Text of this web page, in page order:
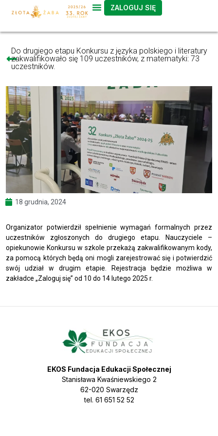
ZALOGUJ SIĘ
Do drugiego etapu Konkursu z języka polskiego i literatury
zakwalifikowało się 109 uczestników, z matematyki: 73
uczestników.
18 grudnia, 2024
Organizator potwierdził spełnienie wymagań formalnych przez
uczestników zgłoszonych do drugiego etapu. Nauczyciele –
opiekunowie Konkursu w szkole przekażą zakwalifikowanym kody,
za pomocą których będą oni mogli zarejestrować się i potwierdzić
swój udział w drugim etapie. Rejestracja będzie możliwa w
zakładce „Zaloguj się” od 10 do 14 lutego 2025 r.
EKOS Fundacja Edukacji Społecznej
Stanisława Kwaśniewskiego 2
62-020 Swarzędz
tel. 61 651 52 52